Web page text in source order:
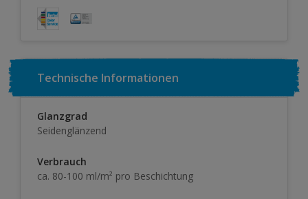
Technische Informationen
Glanzgrad
Seidenglänzend
Verbrauch
ca. 80-100 ml/m² pro Beschichtung